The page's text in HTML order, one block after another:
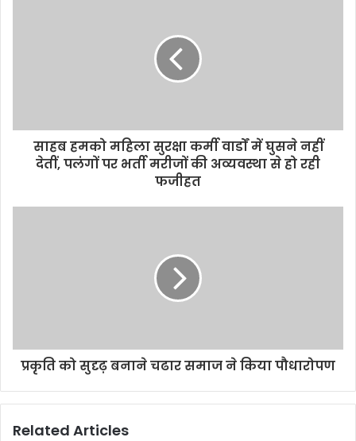
साहब हमको महिला सुरक्षा कर्मी वार्डों में घुसने नहीं
देतीं, पलंगों पर भर्ती मरीजों की अव्यवस्था से हो रही
फजीहत
प्रकृति को सुदृढ़ बनाने चढार समाज ने किया पौधारोपण
Related Articles